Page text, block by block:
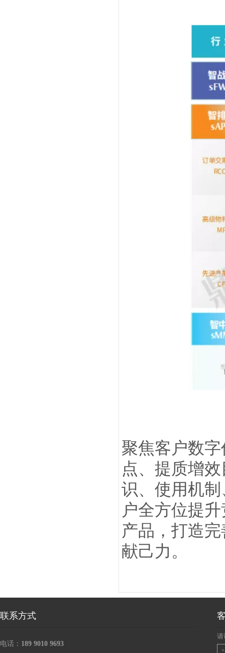
聚焦客户数
点、提质增
识、使用机
户全方位提
产品，打造
献己力。
联系方式
电话： 189 9010 9693
请